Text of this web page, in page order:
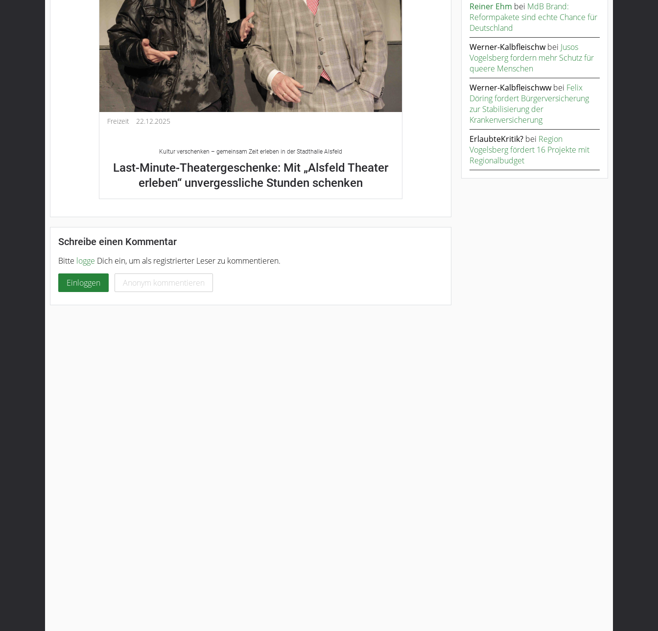
Freizeit 22.12.2025
Kultur verschenken – gemeinsam Zeit erleben in der Stadthalle Alsfeld
Last-Minute-Theatergeschenke: Mit „Alsfeld Theater
erleben“ unvergessliche Stunden schenken
Schreibe einen Kommentar
Bitte logge Dich ein, um als registrierter Leser zu kommentieren.
Einloggen Anonym kommentieren
Reiner Ehm bei MdB Brand:
Reformpakete sind echte Chance für
Deutschland
Werner-Kalbfleischwbei Jusos
Vogelsberg fordern mehr Schutz für
queere Menschen
Werner-Kalbfleischwwbei Felix
Döring fordert Bürgerversicherung
zur Stabilisierung der
Krankenversicherung
ErlaubteKritik? bei Region
Vogelsberg fördert 16 Projekte mit
Regionalbudget